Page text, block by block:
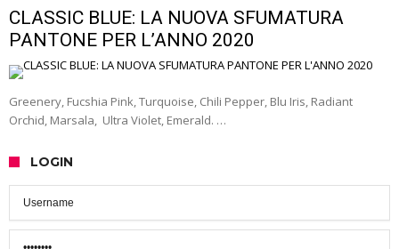
CLASSIC BLUE: LA NUOVA SFUMATURA
PANTONE PER L’ANNO 2020
Greenery, Fucshia Pink, Turquoise, Chili Pepper, Blu Iris, Radiant
Orchid, Marsala, Ultra Violet, Emerald. …
LOGIN